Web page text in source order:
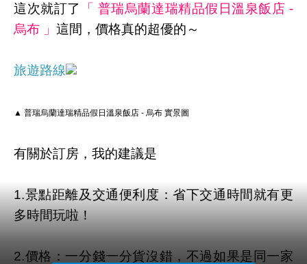
這次就訂了
「 普瑞烏蘭達瑞精品假日溫泉飯店 -
烏布 」 這間，價格真的超優的～
旅遊路線
▲ 普瑞烏蘭達瑞精品假日溫泉飯店 - 烏布 實景圖
有關於訂房，我的建議是
1.景點距離及交通便利度：省下交通時間就有更
多時間玩啦！
2.價格：一分錢一分貨沒錯，不過如果是同一家